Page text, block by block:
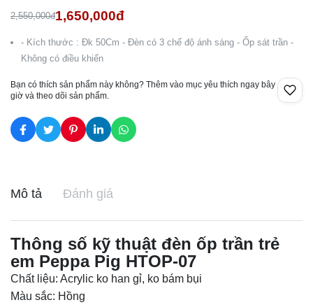
2,550,000đ1,650,000đ
- Kích thước : Đk 50Cm - Đèn có 3 chế độ ánh sáng - Ốp sát trần -
Không có điều khiển
Bạn có thích sản phẩm này không? Thêm vào mục yêu thích ngay bây
giờ và theo dõi sản phẩm.
Mô tả Đánh giá
Thông số kỹ thuật đèn ốp trần trẻ
em Peppa Pig HTOP-07
Chất liệu: Acrylic ko han gỉ, ko bám bụi
Màu sắc: Hồng